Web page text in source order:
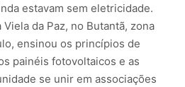
estavam sem eletricidade.
da Paz, no Butantã, zona
ensinou os princípios de
painéis fotovoltaicos e as
se unir em associações